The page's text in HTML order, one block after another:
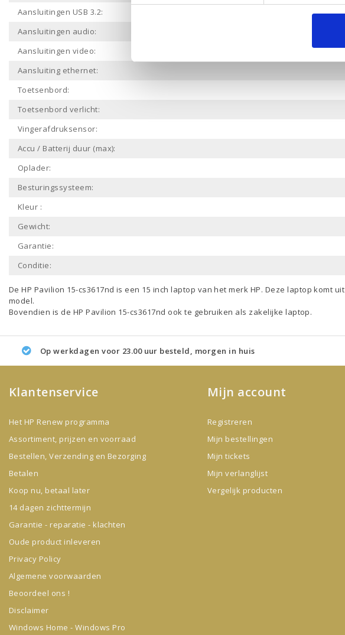
Aansluitingen USB 3.2:
Aansluitingen audio:
Aansluitingen video:
Aansluiting ethernet:
Toetsenbord:
Toetsenbord verlicht:
Vingerafdruksensor:
Accu / Batterij duur (max):
Oplader:
Besturingssysteem:
Kleur :
Gewicht:
Garantie:
Conditie:
De HP Pavilion 15-cs3617nd is een 15 inch laptop van het merk HP. Deze laptop komt
model.
Bovendien is de HP Pavilion 15-cs3617nd ook te gebruiken als zakelijke laptop.
Op werkdagen voor 23.00 uur besteld, morgen in huis
Klantenservice
Het HP Renew programma
Assortiment, prijzen en voorraad
Bestellen, Verzending en Bezorging
Betalen
Koop nu, betaal later
14 dagen zichttermijn
Garantie - reparatie - klachten
Oude product inleveren
Privacy Policy
Algemene voorwaarden
Beoordeel ons !
Disclaimer
Windows Home - Windows Pro
Mijn account
Registreren
Mijn bestellingen
Mijn tickets
Mijn verlanglijst
Vergelijk producten